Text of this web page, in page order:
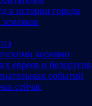
в истории города
корнями
евреев и белорусов
событий
сейчас